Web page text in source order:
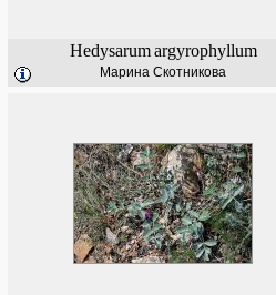
Hedysarum argyrophyllum
Марина Скотникова